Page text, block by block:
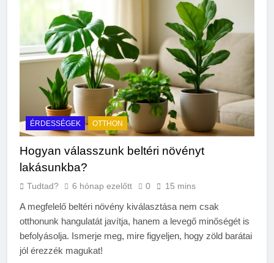
2 Nap Ezelőtt
Mire jó a kollagén?
2 Nap Ezelőtt
Mennyi a
végkielégítés?
2 Nap Ezelőtt
Mit jelent a magas
CRP?
3 Nap Ezelőtt
3 Nap Ezelőtt
vérnyomás?
ÉRDESSÉGEK OTTHON
Hogyan válasszunk beltéri növényt
lakásunkba?
Tudtad? 6 hónap ezelőtt 0 15 mins
A megfelelő beltéri növény kiválasztása nem csak
otthonunk hangulatát javítja, hanem a levegő minőségét is
befolyásolja. Ismerje meg, mire figyeljen, hogy zöld barátai
jól érezzék magukat!